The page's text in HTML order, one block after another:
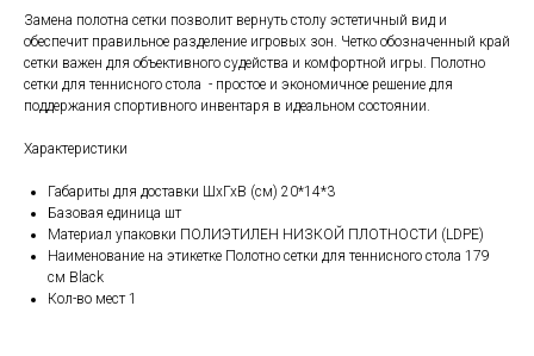
Замена полотна сетки позволит вернуть столу эстетичный вид и
обеспечит правильное разделение игровых зон. Четко обозначенный край
сетки важен для объективного судейства и комфортной игры. Полотно
сетки для теннисного стола - простое и экономичное решение для
поддержания спортивного инвентаря в идеальном состоянии.
Характеристики
Габариты для доставки ШхГхВ (см) 20*14*3
Базовая единица шт
Материал упаковки ПОЛИЭТИЛЕН НИЗКОЙ ПЛОТНОСТИ (LDPE)
Наименование на этикетке Полотно сетки для теннисного стола 179
см Black
Кол-во мест 1